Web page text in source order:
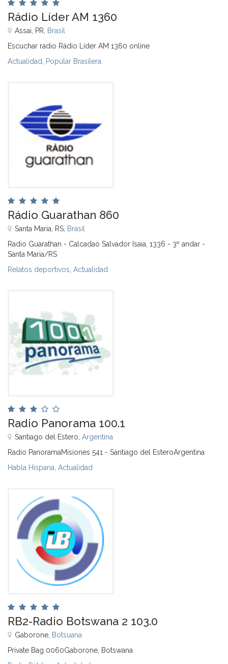
Rádio Líder AM 1360
Assai, PR, Brasil
Escuchar radio Rádio Líder AM 1360 online
Actualidad Popular Brasilera
Rádio Guarathan 860
Santa Maria, RS, Brasil
Radio Guarathan - Calcadao Salvador Isaia, 1336 - 3º andar -
Santa Maria/RS
Relatos deportivos Actualidad
Radio Panorama 100.1
Santiago del Estero, Argentina
Radio PanoramaMisiones 541 - Santiago del EsteroArgentina
Habla Hispana Actualidad
RB2-Radio Botswana 2 103.0
Gaborone, Botsuana
Private Bag 0060Gaborone, Botswana